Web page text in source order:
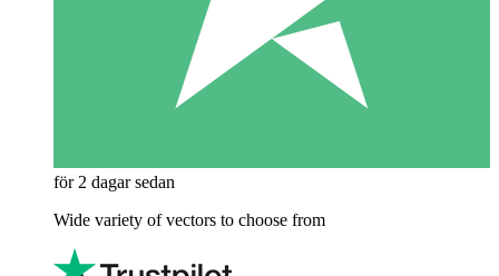
för 2 dagar sedan
Wide variety of vectors to choose from